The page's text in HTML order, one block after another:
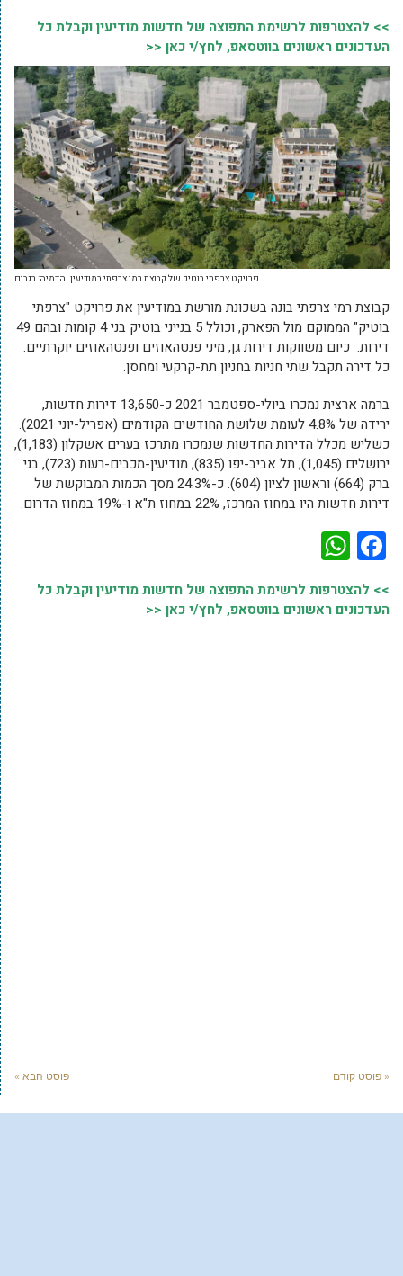
>> להצטרפות לרשימת התפוצה של חדשות מודיעין וקבלת כל
העדכונים ראשונים בווטסאפ, לחץ/י כאן <<
פרויקט צרפתי בוטיק של קבוצת רמי צרפתי במודיעין. הדמיה: רגבים
קבוצת רמי צרפתי בונה בשכונת מורשת במודיעין את פרויקט "צרפתי
בוטיק" הממוקם מול הפארק, וכולל 5 בנייני בוטיק בני 4 קומות ובהם 49
דירות. כיום משווקות דירות גן, מיני פנטהאוזים ופנטהאוזים יוקרתיים.
כל דירה תקבל שתי חניות בחניון תת-קרקעי ומחסן.
ברמה ארצית נמכרו ביולי-ספטמבר 2021 כ-13,650 דירות חדשות,
ירידה של 4.8% לעומת שלושת החודשים הקודמים (אפריל-יוני 2021).
כשליש מכלל הדירות החדשות שנמכרו מתרכז בערים אשקלון (1,183),
ירושלים (1,045), תל אביב-יפו (835), מודיעין-מכבים-רעות (723), בני
ברק (664) וראשון לציון (604). כ-24.3% מסך הכמות המבוקשת של
דירות חדשות היו במחוז המרכז, 22% במחוז ת"א ו-19% במחוז הדרום.
Facebook
>> להצטרפות לרשימת התפוצה של חדשות מודיעין וקבלת כל
העדכונים ראשונים בווטסאפ, לחץ/י כאן <<
« פוסט קודם פוסט הבא »